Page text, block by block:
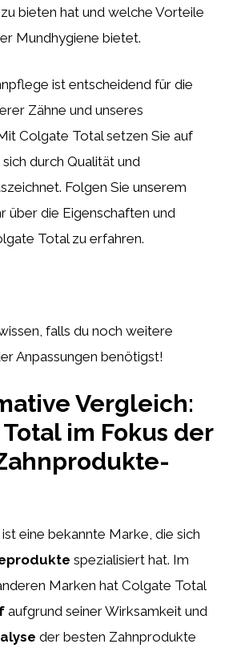
bieten hat und welche Vorteile
Mundhygiene bietet.
ist entscheidend für die
Zähne und unseres
Colgate Total setzen Sie auf
durch Qualität und
Folgen Sie unserem
über die Eigenschaften und
Total zu erfahren.
falls du noch weitere
Anpassungen benötigst!
Vergleich:
im Fokus der
ist eine bekannte Marke, die sich
spezialisiert hat. Im
Marken hat Colgate Total
aufgrund seiner Wirksamkeit und
der besten Zahnprodukte